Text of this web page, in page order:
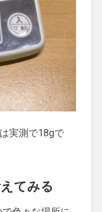
実測で18gで
てみる